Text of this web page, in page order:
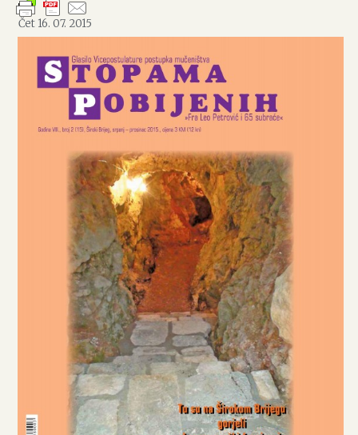
Čet 16. 07. 2015